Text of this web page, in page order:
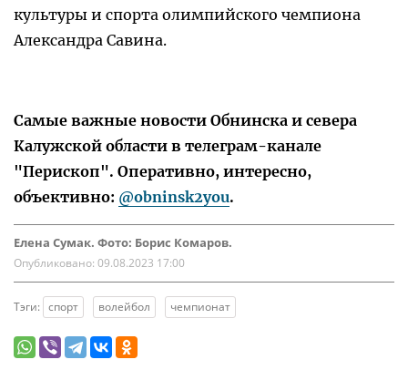
культуры и спорта олимпийского чемпиона
Александра Савина.
Самые важные новости Обнинска и севера
Калужской области в телеграм-канале
"Перископ". Оперативно, интересно,
объективно: @obninsk2you.
Елена Сумак. Фото: Борис Комаров.
Опубликовано: 09.08.2023 17:00
Тэги: спорт волейбол чемпионат